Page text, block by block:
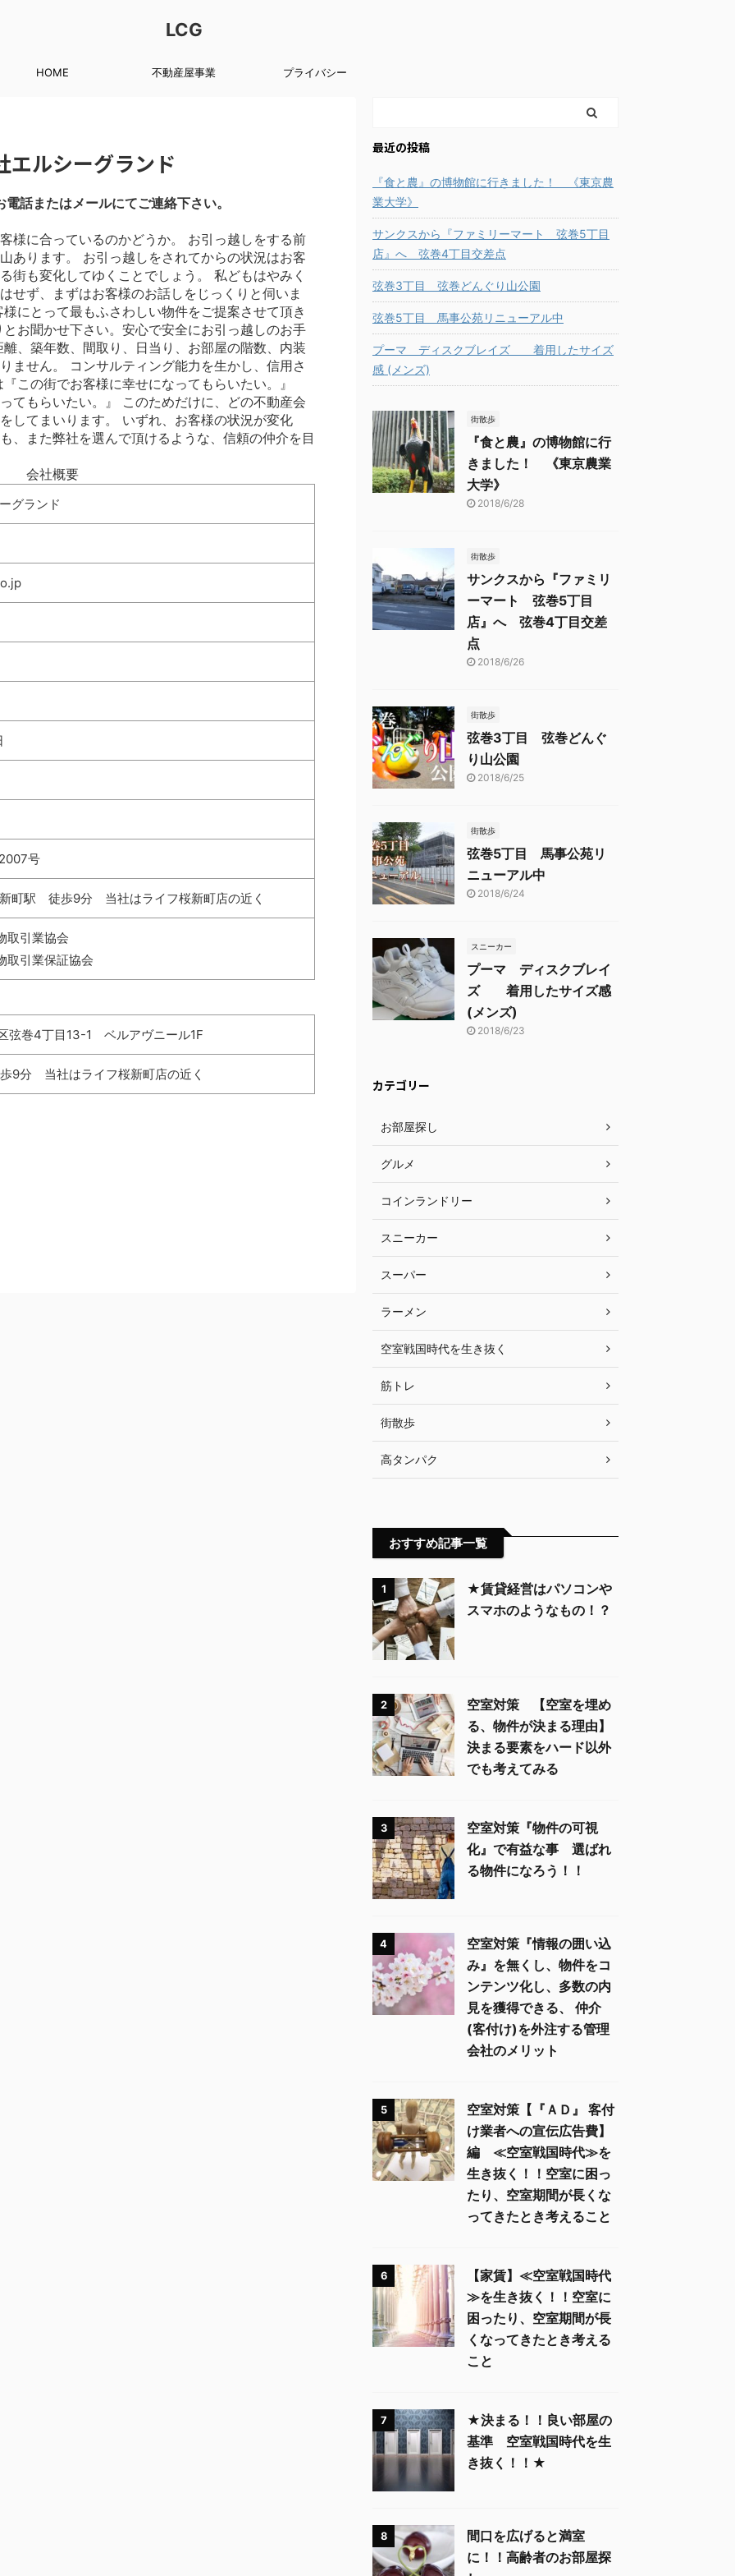
LCG
HOME 不動産屋事業 プライバシー
エルシーグランド
話またはメールにてご連絡下さい。
様に合っているのかどうか。 お引っ越しをする前
あります。 お引っ越しをされてからの状況はお客
街も変化してゆくことでしょう。 私どもはやみく
せず、まずはお客様のお話しをじっくりと伺いま
にとって最もふさわしい物件をご提案させて頂き
お聞かせ下さい。安心で安全にお引っ越しのお手
、築年数、間取り、日当り、お部屋の階数、内装
ません。 コンサルティング能力を生かし、信用さ
この街でお客様に幸せになってもらいたい。』
てもらいたい。』 このためだけに、どの不動産会
してまいります。 いずれ、お客様の状況が変化
、また弊社を選んで頂けるような、信頼の仲介を目
会社概要
グランド
号
町駅 徒歩9分 当社はライフ桜新町店の近く
取引業協会
取引業保証協会
弦巻4丁目13-1 ベルアヴニール1F
分 当社はライフ桜新町店の近く
最近の投稿
『食と農』の博物館に行きました！ 《東京農
業大学》
サンクスから『ファミリーマート 弦巻5丁目
店』へ 弦巻4丁目交差点
弦巻3丁目 弦巻どんぐり山公園
弦巻5丁目 馬事公苑リニューアル中
プーマ ディスクブレイズ 着用したサイズ
感 (メンズ)
街散歩
『食と農』の博物館に行
きました！ 《東京農業
大学》
2018/6/28
街散歩
サンクスから『ファミリ
ーマート 弦巻5丁目
店』へ 弦巻4丁目交差
点
2018/6/26
街散歩
弦巻3丁目 弦巻どんぐ
り山公園
2018/6/25
街散歩
弦巻5丁目 馬事公苑リ
ニューアル中
2018/6/24
スニーカー
プーマ ディスクブレイ
ズ 着用したサイズ感
(メンズ)
2018/6/23
カテゴリー
お部屋探し
グルメ
コインランドリー
スニーカー
スーパー
ラーメン
空室戦国時代を生き抜く
筋トレ
街散歩
高タンパク
おすすめ記事一覧
1
★賃貸経営はパソコンや
スマホのようなもの！？
2
空室対策 【空室を埋め
る、物件が決まる理由】
決まる要素をハード以外
でも考えてみる
3
空室対策『物件の可視
化』で有益な事 選ばれ
る物件になろう！！
4
空室対策『情報の囲い込
み』を無くし、物件をコ
ンテンツ化し、多数の内
見を獲得できる、 仲介
(客付け)を外注する管理
会社のメリット
5
空室対策【『ＡＤ』 客付
け業者への宣伝広告費】
編 ≪空室戦国時代≫を
生き抜く！！空室に困っ
たり、空室期間が長くな
ってきたとき考えること
6
【家賃】≪空室戦国時代
≫を生き抜く！！空室に
困ったり、空室期間が長
くなってきたとき考える
こと
7
★決まる！！良い部屋の
基準 空室戦国時代を生
き抜く！！★
8
間口を広げると満室
に！！高齢者のお部屋探